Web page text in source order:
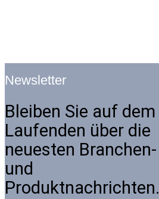
Newsletter
Bleiben Sie auf dem
Laufenden über die
neuesten Branchen-
und
Produktnachrichten.